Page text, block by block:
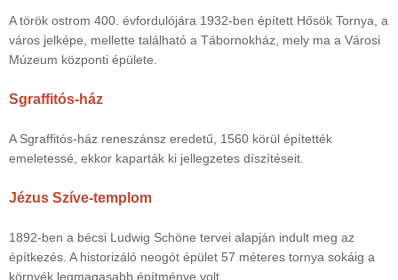
A török ostrom 400. évfordulójára 1932-ben épített Hősök Tornya, a
város jelképe, mellette található a Tábornokház, mely ma a Városi
Múzeum központi épülete.
Sgraffitós-ház
A Sgraffitós-ház reneszánsz eredetű, 1560 körül építették
emeletessé, ekkor kaparták ki jellegzetes díszítéseit.
Jézus Szíve-templom
1892-ben a bécsi Ludwig Schöne tervei alapján indult meg az
építkezés. A historizáló neogót épület 57 méteres tornya sokáig a
környék legmagasabb építménye volt.